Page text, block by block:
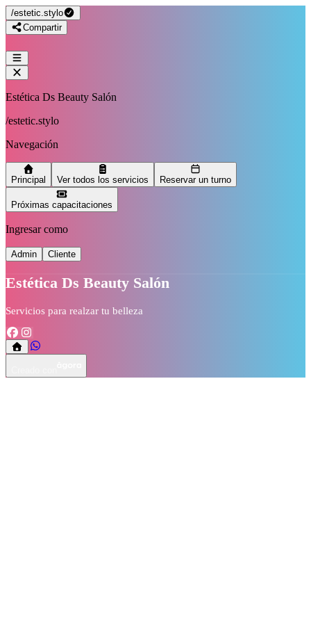
/estetic.stylo
Compartir
Estética Ds Beauty Salón
/estetic.stylo
Navegación
Principal Ver todos los servicios Reservar un turno
Próximas capacitaciones
Ingresar como
Admin Cliente
Estética Ds Beauty Salón
Servicios para realzar tu belleza